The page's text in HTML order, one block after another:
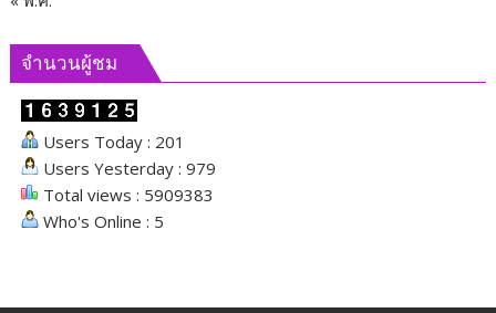
จำนวนผู้ชม
Users Today : 201
Users Yesterday : 979
Total views : 5909383
Who's Online : 5